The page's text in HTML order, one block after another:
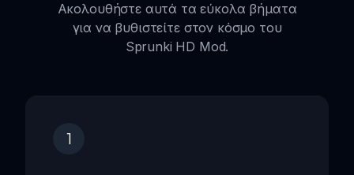
Ακολουθήστε αυτά τα εύκολα βήματα
για να βυθιστείτε στον κόσμο του
Sprunki HD Mod.
1